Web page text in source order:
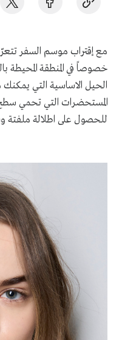
مع إقتراب موسم السفر
خصوصاً في المنطقة المحيطة
الحيل الاساسية التي
المستحضرات التي تحمي
للحصول على اطلالة ملفتة